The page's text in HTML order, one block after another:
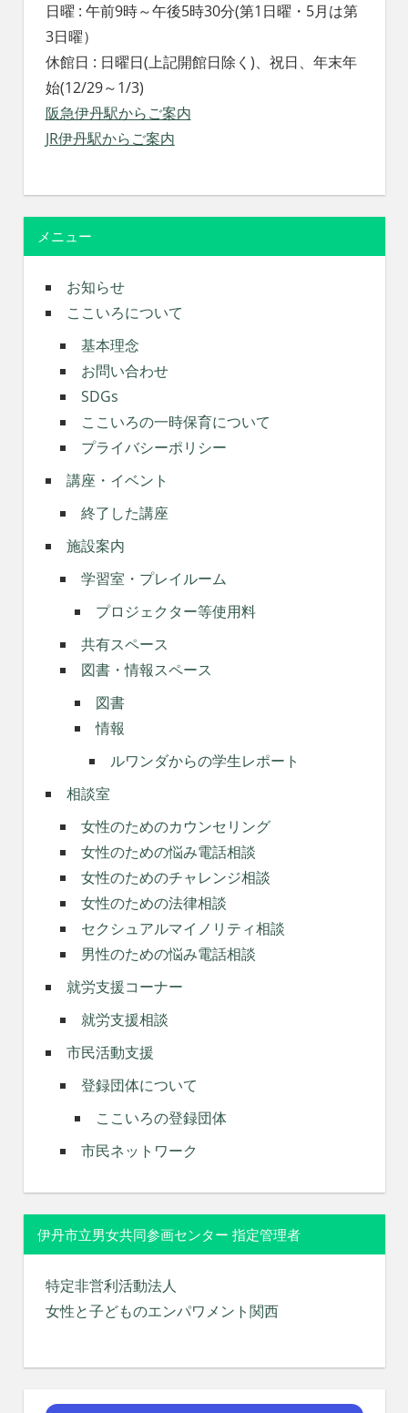
日曜 : 午前9時～午後5時30分(第1日曜・5月は第
3日曜）
休館日 : 日曜日(上記開館日除く)、祝日、年末年
始(12/29～1/3)
阪急伊丹駅からご案内
JR伊丹駅からご案内
メニュー
お知らせ
ここいろについて
基本理念
お問い合わせ
SDGs
ここいろの一時保育について
プライバシーポリシー
講座・イベント
終了した講座
施設案内
学習室・プレイルーム
プロジェクター等使用料
共有スペース
図書・情報スペース
図書
情報
ルワンダからの学生レポート
相談室
女性のためのカウンセリング
女性のための悩み電話相談
女性のためのチャレンジ相談
女性のための法律相談
セクシュアルマイノリティ相談
男性のための悩み電話相談
就労支援コーナー
就労支援相談
市民活動支援
登録団体について
ここいろの登録団体
市民ネットワーク
伊丹市立男女共同参画センター 指定管理者
特定非営利活動法人
女性と子どものエンパワメント関西